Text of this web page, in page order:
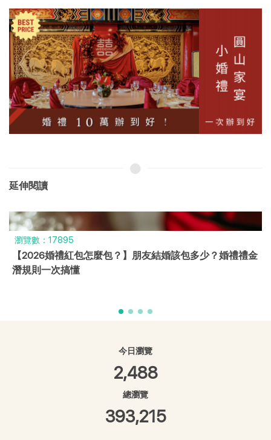
延伸閱讀
瀏覽數：43085
2026結婚好日子大公開！115年農民曆宜嫁娶日 & 挑選攻
略
今日瀏覽
2,488
總瀏覽
393,215